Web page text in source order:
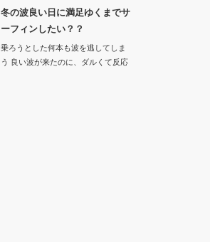
冬の波良い日に満足ゆくまでサ
ーフィンしたい？？
乗ろうとした何本も波を逃してしま
う 良い波が来たのに、ダルくて反応